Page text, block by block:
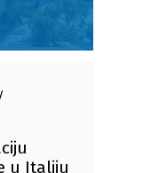
u Italiju